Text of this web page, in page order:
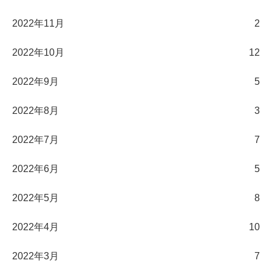
2022年11月 2
2022年10月 12
2022年9月 5
2022年8月 3
2022年7月 7
2022年6月 5
2022年5月 8
2022年4月 10
2022年3月 7